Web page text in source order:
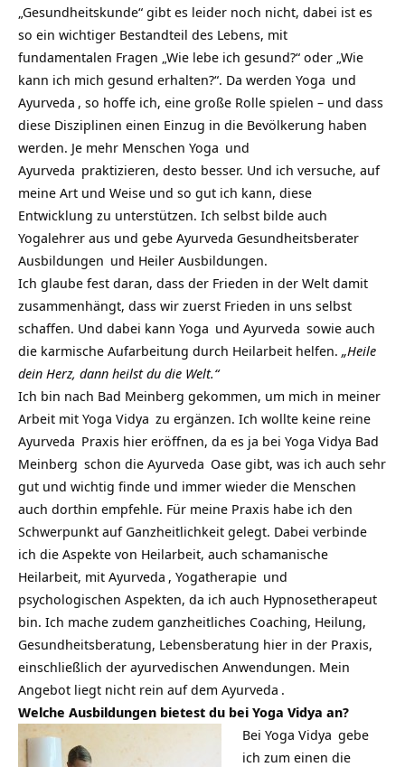
„Gesundheitskunde“ gibt es leider noch nicht, dabei ist es
so ein wichtiger Bestandteil des Lebens, mit
fundamentalen Fragen „Wie lebe ich gesund?“ oder „Wie
kann ich mich gesund erhalten?“. Da werden Yoga und
Ayurveda , so hoffe ich, eine große Rolle spielen – und dass
diese Disziplinen einen Einzug in die Bevölkerung haben
werden. Je mehr Menschen Yoga und
Ayurveda praktizieren, desto besser. Und ich versuche, auf
meine Art und Weise und so gut ich kann, diese
Entwicklung zu unterstützen. Ich selbst bilde auch
Yogalehrer aus und gebe Ayurveda Gesundheitsberater
Ausbildungen und Heiler Ausbildungen.
Ich glaube fest daran, dass der Frieden in der Welt damit
zusammenhängt, dass wir zuerst Frieden in uns selbst
schaffen. Und dabei kann Yoga und Ayurveda sowie auch
die karmische Aufarbeitung durch Heilarbeit helfen. „Heile
dein Herz, dann heilst du die Welt.“
Ich bin nach Bad Meinberg gekommen, um mich in meiner
Arbeit mit Yoga Vidya zu ergänzen. Ich wollte keine reine
Ayurveda Praxis hier eröffnen, da es ja bei Yoga Vidya Bad
Meinberg schon die Ayurveda Oase gibt, was ich auch sehr
gut und wichtig finde und immer wieder die Menschen
auch dorthin empfehle. Für meine Praxis habe ich den
Schwerpunkt auf Ganzheitlichkeit gelegt. Dabei verbinde
ich die Aspekte von Heilarbeit, auch schamanische
Heilarbeit, mit Ayurveda , Yogatherapie und
psychologischen Aspekten, da ich auch Hypnosetherapeut
bin. Ich mache zudem ganzheitliches Coaching, Heilung,
Gesundheitsberatung, Lebensberatung hier in der Praxis,
einschließlich der ayurvedischen Anwendungen. Mein
Angebot liegt nicht rein auf dem Ayurveda .
Welche Ausbildungen bietest du bei Yoga Vidya an?
Bei Yoga Vidya gebe
ich zum einen die